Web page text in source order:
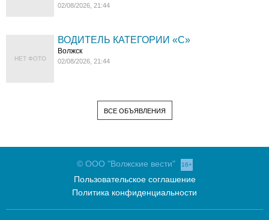
02/08/2026, 21:44
НЕТ ФОТО
ВОДИТЕЛЬ КАТЕГОРИИ «C»
Волжск
02/08/2026, 21:44
ВСЕ ОБЪЯВЛЕНИЯ
© ООО "Волжские вести" 16+
Пользовательское соглашение
Политика конфиденциальности